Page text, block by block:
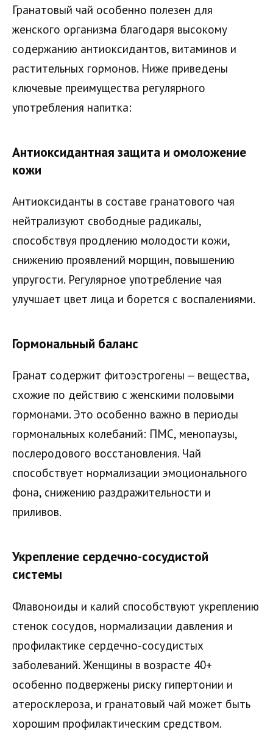
Гранатовый чай особенно полезен для
женского организма благодаря высокому
содержанию антиоксидантов, витаминов и
растительных гормонов. Ниже приведены
ключевые преимущества регулярного
употребления напитка:
Антиоксидантная защита и омоложение
кожи
Антиоксиданты в составе гранатового чая
нейтрализуют свободные радикалы,
способствуя продлению молодости кожи,
снижению проявлений морщин, повышению
упругости. Регулярное употребление чая
улучшает цвет лица и борется с воспалениями.
Гормональный баланс
Гранат содержит фитоэстрогены — вещества,
схожие по действию с женскими половыми
гормонами. Это особенно важно в периоды
гормональных колебаний: ПМС, менопаузы,
послеродового восстановления. Чай
способствует нормализации эмоционального
фона, снижению раздражительности и
приливов.
Укрепление сердечно-сосудистой
системы
Флавоноиды и калий способствуют укреплению
стенок сосудов, нормализации давления и
профилактике сердечно-сосудистых
заболеваний. Женщины в возрасте 40+
особенно подвержены риску гипертонии и
атеросклероза, и гранатовый чай может быть
хорошим профилактическим средством.